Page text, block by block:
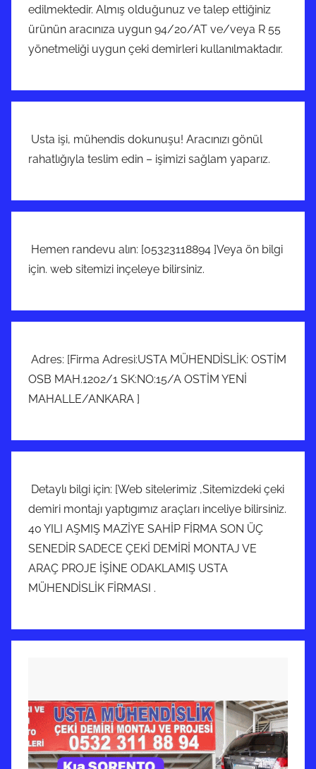
edilmektedir. Almış olduğunuz ve talep ettiğiniz
ürünün aracınıza uygun 94/20/AT ve/veya R 55
yönetmeliği uygun çeki demirleri kullanılmaktadır.
Usta işi, mühendis dokunuşu! Aracınızı gönül
rahatlığıyla teslim edin – işimizi sağlam yaparız.
Hemen randevu alın: [05323118894 ]Veya ön bilgi
için. web sitemizi inçeleye bilirsiniz.
Adres: [Firma Adresi:USTA MÜHENDİSLİK: OSTİM
OSB MAH.1202/1 SK:NO:15/A OSTİM YENİ
MAHALLE/ANKARA ]
Detaylı bilgi için: [Web sitelerimiz ,Sitemizdeki çeki
demiri montajı yaptıgımız araçları inceliye bilirsiniz.
40 YILI AŞMIŞ MAZİYE SAHİP FİRMA SON ÜÇ
SENEDİR SADECE ÇEKİ DEMİRİ MONTAJ VE
ARAÇ PROJE İŞİNE ODAKLAMIŞ USTA
MÜHENDİSLİK FİRMASI .